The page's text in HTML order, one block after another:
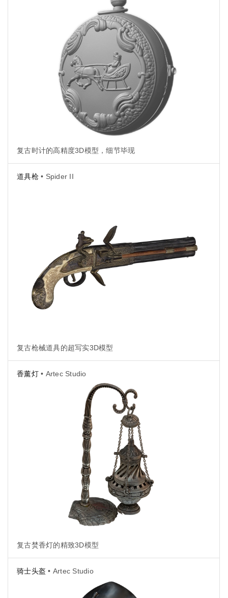
复古时计的高精度3D模型，细节毕现
道具枪• Spider II
复古枪械道具的超写实3D模型
香薰灯• Artec Studio
复古焚香灯的精致3D模型
骑士头盔 • Artec Studio